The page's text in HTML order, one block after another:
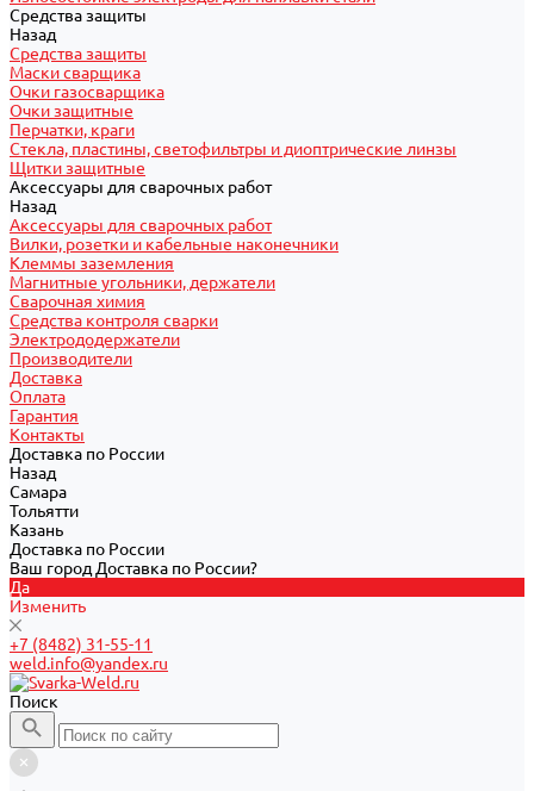
Средства защиты
Назад
Средства защиты
Маски сварщика
Очки газосварщика
Очки защитные
Перчатки, краги
Стекла, пластины, светофильтры и диоптрические линзы
Щитки защитные
Аксессуары для сварочных работ
Назад
Аксессуары для сварочных работ
Вилки, розетки и кабельные наконечники
Клеммы заземления
Магнитные угольники, держатели
Сварочная химия
Средства контроля сварки
Электрододержатели
Производители
Доставка
Оплата
Гарантия
Контакты
Доставка по России
Назад
Самара
Тольятти
Казань
Доставка по России
Ваш город Доставка по России?
Да
Изменить
+7 (8482) 31-55-11
weld.info@yandex.ru
Поиск